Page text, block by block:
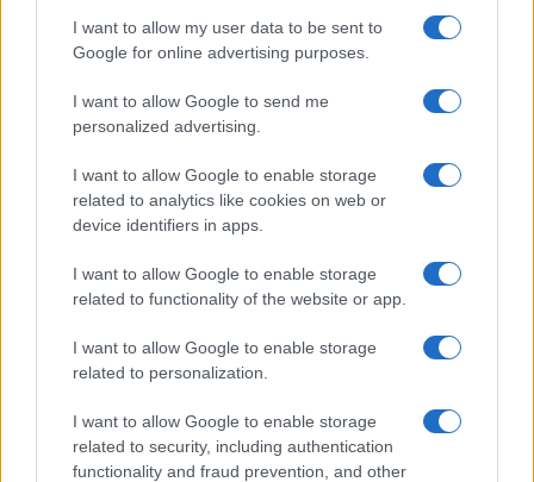
I want to allow my user data to be sent to
Google for online advertising purposes.
I want to allow Google to send me
personalized advertising.
I want to allow Google to enable storage
related to analytics like cookies on web or
device identifiers in apps.
I want to allow Google to enable storage
related to functionality of the website or app.
I want to allow Google to enable storage
related to personalization.
I want to allow Google to enable storage
related to security, including authentication
functionality and fraud prevention, and other
14.6k
Meloni aveva ragione: "I marocchini di Ceuta
sbarcano in Europa col barcone"